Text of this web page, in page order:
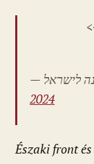
2024
Északi front